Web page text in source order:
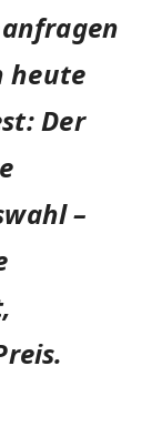
heute
Der
–